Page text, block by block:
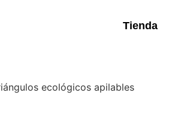
Tienda
ecológicos apilables